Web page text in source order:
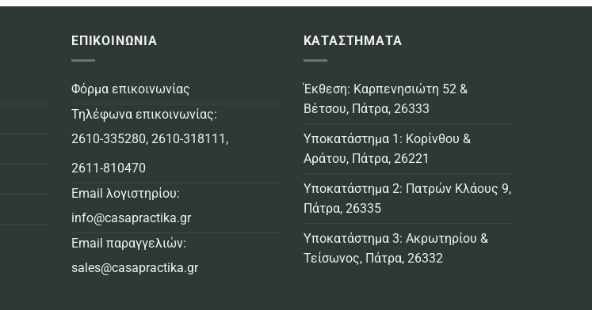
ΕΠΙΚΟΙΝΩΝΙΑ
Φόρμα επικοινωνίας
Τηλέφωνα επικοινωνίας:
2610-335280, 2610-318111 ,
2611-810470
Email λογιστηρίου:
info@casapractika.gr
Email παραγγελιών:
sales@casapractika.gr
ΚΑΤΑΣΤΗΜΑΤΑ
Έκθεση: Καρπενησιώτη 52 &
Βέτσου, Πάτρα, 26333
Υποκατάστημα 1: Κορίνθου &
Αράτου, Πάτρα, 26221
Υποκατάστημα 2: Πατρών Κλάους 9,
Πάτρα, 26335
Υποκατάστημα 3: Ακρωτηρίου &
Τείσωνος, Πάτρα, 26332